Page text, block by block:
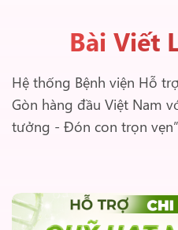
Bài Viết
Hệ thống Bệnh viện Hỗ
Gòn hàng đầu Việt Nam
tưởng - Đón con trọn vẹn”